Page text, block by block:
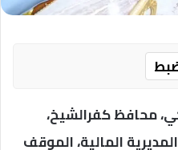
محافظ كفرالشيخ،
المالية، الموقف